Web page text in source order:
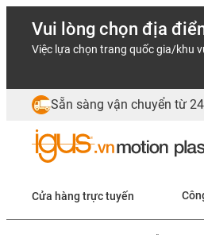
Vui lòng chọn địa
Việc lựa chọn trang quốc gia/khu
Sẵn sàng vận chuyển từ
Cửa hàng trực tuyến